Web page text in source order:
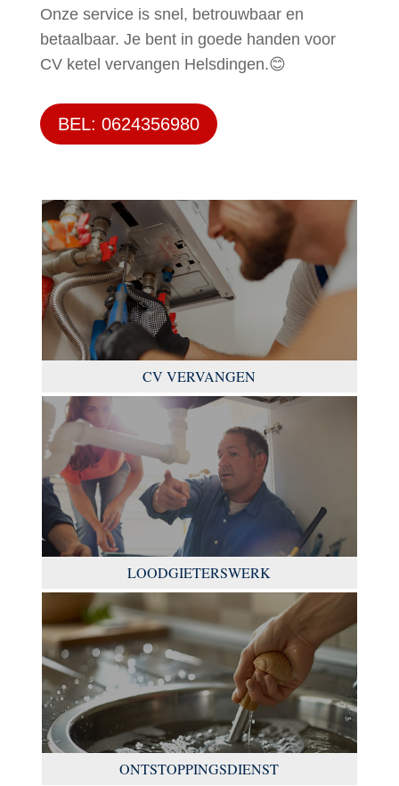
Onze service is snel, betrouwbaar en
betaalbaar. Je bent in goede handen voor
CV ketel vervangen Helsdingen.😊
BEL: 0624356980
CV VERVANGEN
LOODGIETERSWERK
ONTSTOPPINGSDIENST